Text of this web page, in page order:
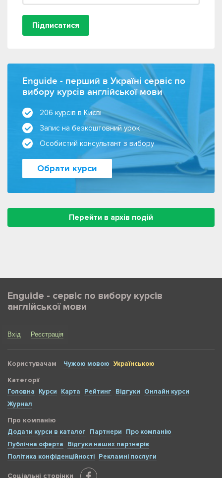
Підписатися
Enguide - перший в Україні сервіс по
вибору курсів англійської мови
206 курсів в Києві
Запис на безкоштовний урок
Особистий консультант з вибору
Обрати курси
Перейти в архів подій
Enguide - сервіс по вибору курсів
англійської мови
Вхід Реєстрація
Користувачам Чужою мовою Українською
Категорії
Головна Курси Карта Рейтинг Відгуки
Онлайн курси
Журнал
Про компанію
Додати курси в каталог Партнери
Про компанію
Публічна оферта
Відгуки наших партнерів
Політика конфіденційності Рекламні послуги
Соціальні сторінки